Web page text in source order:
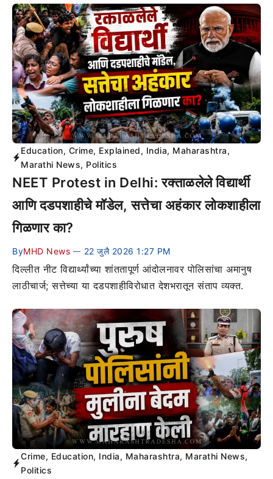
Education, Crime, Explained, India, Maharashtra,
Marathi News, Politics
NEET Protest in Delhi: रक्ताळलेले विद्यार्थी
आणि दडपशाहीचे मॉडेल, सत्तेचा अहंकार लोकशाहीला
गिळणार का?
ByMHD News — 22 जुलै 2026 1:27 PM
दिल्लीत नीट विद्यार्थ्यांच्या शांततापूर्ण आंदोलनावर पोलिसांचा अमानुष
लाठीचार्ज; सत्तेच्या या दडपशाहीविरोधात देशभरातून संताप व्यक्त.
Crime, Education, India, Maharashtra, Marathi News,
Politics